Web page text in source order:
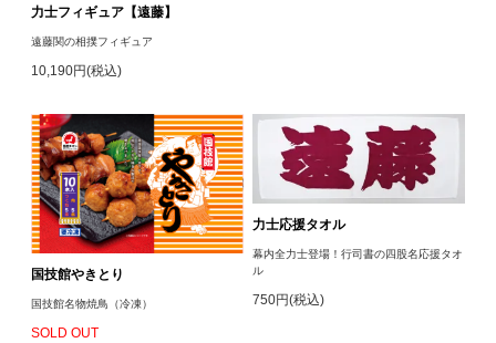
力士フィギュア【遠藤】
遠藤関の相撲フィギュア
10,190円(税込)
国技館やきとり
国技館名物焼鳥（冷凍）
SOLD OUT
力士応援タオル
幕内全力士登場！行司書の四股名応援タオ
ル
750円(税込)